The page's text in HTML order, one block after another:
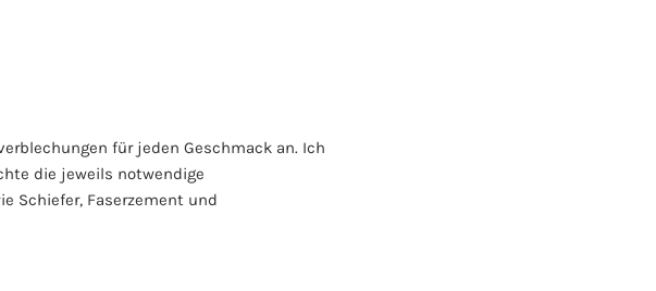
für jeden Geschmack an. Ich
die jeweils notwendige
Schiefer, Faserzement und